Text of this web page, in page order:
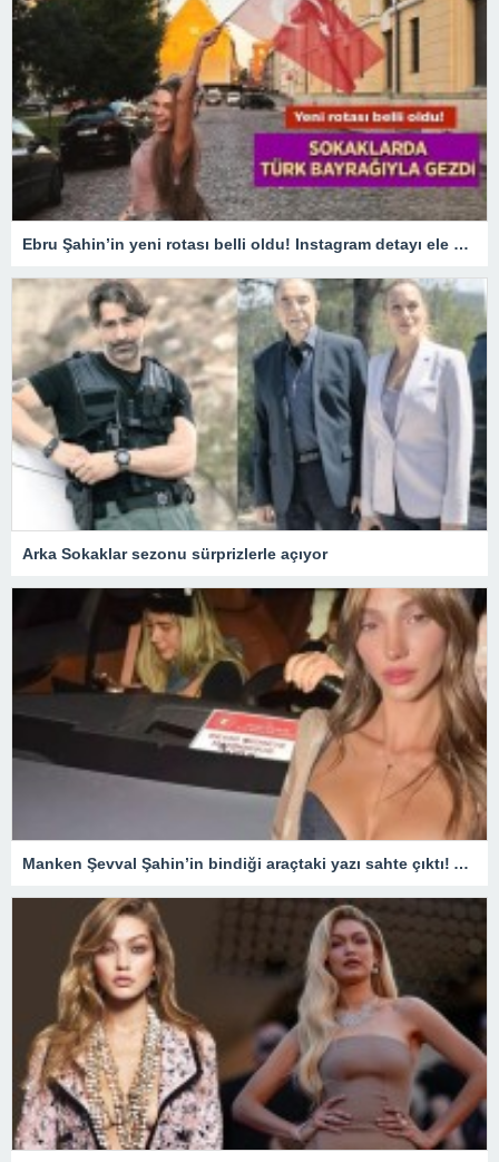
Ebru Şahin’in yeni rotası belli oldu! Instagram detayı ele verdi
Arka Sokaklar sezonu sürprizlerle açıyor
Manken Şevval Şahin’in bindiği araçtaki yazı sahte çıktı! Adli işlem başlatıldı